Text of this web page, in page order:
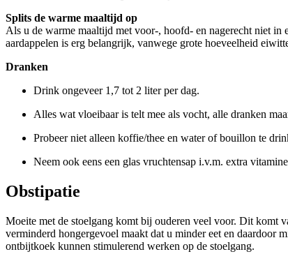
Splits de warme maaltijd op
Als u de warme maaltijd met voor-, hoofd- en nagerecht niet in
aardappelen is erg belangrijk, vanwege grote hoeveelheid
Dranken
Drink ongeveer 1,7 tot 2 liter per dag.
Alles wat vloeibaar is telt mee als vocht, alle dranken
Probeer niet alleen koffie/thee en water of bouillon te
Neem ook eens een glas vruchtensap i.v.m. extra
Obstipatie
Moeite met de stoelgang komt bij ouderen veel voor. Dit komt
verminderd hongergevoel maakt dat u minder eet en daardoor
ontbijtkoek kunnen stimulerend werken op de stoelgang.